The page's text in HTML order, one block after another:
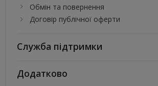
Обмін та повернення
Договір публічної оферти
Служба підтримки
Додатково